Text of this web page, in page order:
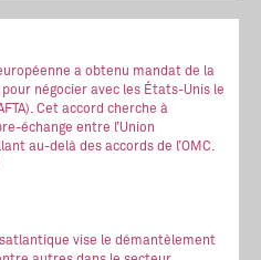
a obtenu mandat de la
négocier avec les États-Unis le
Cet accord cherche à
échange entre l’Union
au-delà des accords de l’OMC.
vise le démantèlement